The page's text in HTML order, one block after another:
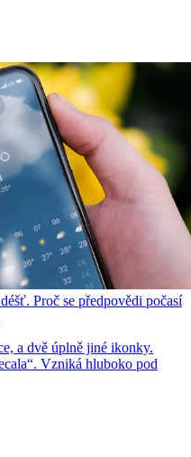
Proč se předpovědi počasí
a dvě úplně jiné ikonky.
Vzniká hluboko pod